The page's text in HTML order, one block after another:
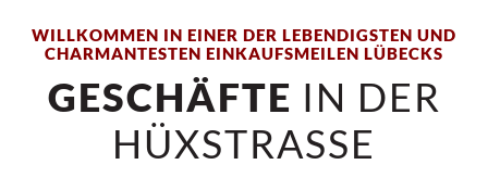
WILLKOMMEN IN EINER DER LEBENDIGSTEN UND
CHARMANTESTEN EINKAUFSMEILEN LÜBECKS
GESCHÄFTE IN DER
HÜXSTRASSE